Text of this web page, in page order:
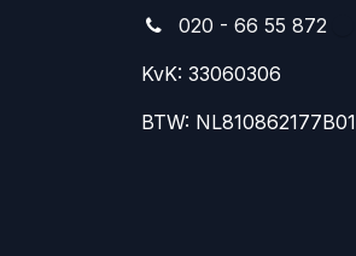
020 - 66 55 872
KvK: 33060306
BTW: NL810862177B01